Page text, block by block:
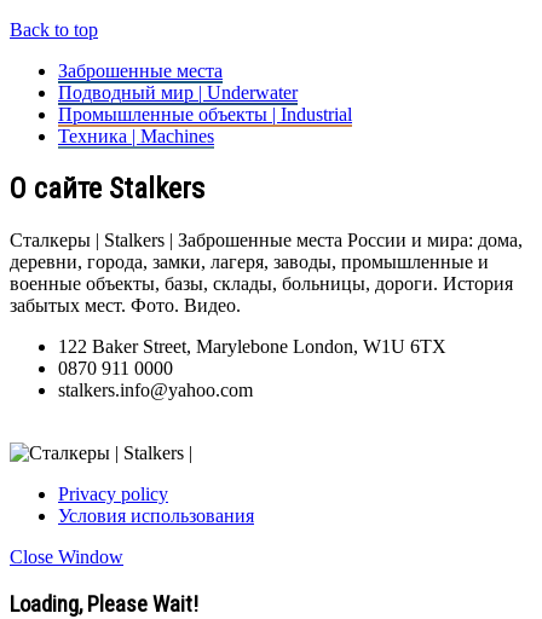
Back to top
Заброшенные места
Подводный мир | Underwater
Промышленные объекты | Industrial
Техника | Machines
О сайте Stalkers
Сталкеры | Stalkers | Заброшенные места России и мира: дома,
деревни, города, замки, лагеря, заводы, промышленные и
военные объекты, базы, склады, больницы, дороги. История
забытых мест. Фото. Видео.
122 Baker Street, Marylebone London, W1U 6TX
0870 911 0000
stalkers.info@yahoo.com
Privacy policy
Условия использования
Close Window
Loading, Please Wait!